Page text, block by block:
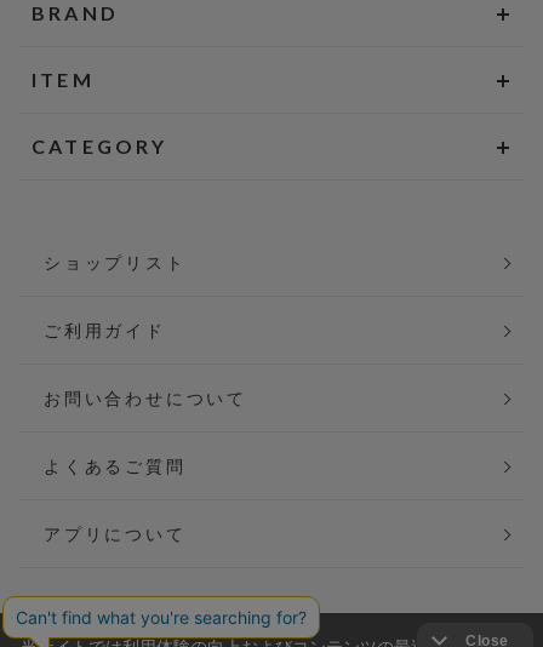
BRAND
ITEM
CATEGORY
ショップリスト
ご利用ガイド
お問い合わせについて
よくあるご質問
アプリについて